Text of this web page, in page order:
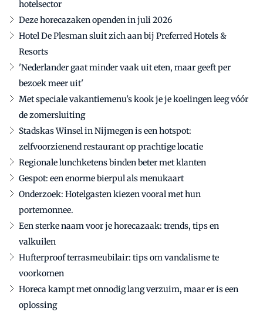
hotelsector
Deze horecazaken openden in juli 2026
Hotel De Plesman sluit zich aan bij Preferred Hotels &
Resorts
'Nederlander gaat minder vaak uit eten, maar geeft per
bezoek meer uit'
Met speciale vakantiemenu's kook je je koelingen leeg vóór
de zomersluiting
Stadskas Winsel in Nijmegen is een hotspot:
zelfvoorzienend restaurant op prachtige locatie
Regionale lunchketens binden beter met klanten
Gespot: een enorme bierpul als menukaart
Onderzoek: Hotelgasten kiezen vooral met hun
portemonnee.
Een sterke naam voor je horecazaak: trends, tips en
valkuilen
Hufterproof terrasmeubilair: tips om vandalisme te
voorkomen
Horeca kampt met onnodig lang verzuim, maar er is een
oplossing